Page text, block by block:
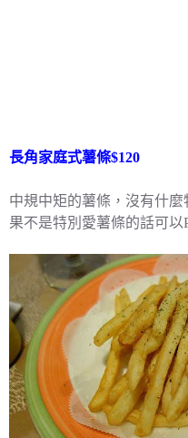
長角家庭式薯條$120
中規中矩的薯條，沒有什
果不是特別愛薯條的話可以